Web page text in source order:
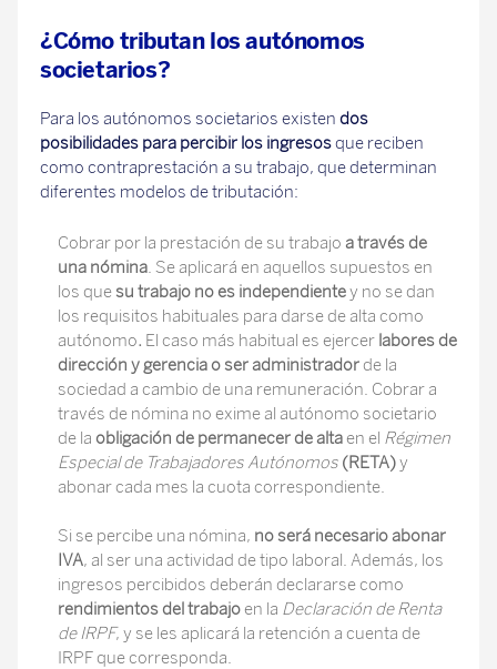
¿Cómo tributan los autónomos
societarios?
Para los autónomos societarios existen dos
posibilidades para percibir los ingresosque reciben
como contraprestación a su trabajo, que determinan
diferentes modelos de tributación:
Cobrar por la prestación de su trabajo a través de
una nómina. Se aplicará en aquellos supuestos en
los que su trabajo no es independientey no se dan
los requisitos habituales para darse de alta como
autónomo. El caso más habitual es ejercer labores de
dirección y gerencia o ser administrador de la
sociedad a cambio de una remuneración. Cobrar a
través de nómina no exime al autónomo societario
de la obligación de permanecer de alta en el Régimen
Especial de Trabajadores Autónomos (RETA)y
abonar cada mes la cuota correspondiente.
Si se percibe una nómina, no será necesario abonar
IVA, al ser una actividad de tipo laboral. Además, los
ingresos percibidos deberán declararse como
rendimientos del trabajo en la Declaración de Renta
de IRPF, y se les aplicará la retención a cuenta de
IRPF que corresponda.